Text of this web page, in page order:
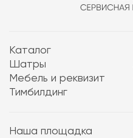
Каталог
Шатры
Мебель и реквизит
Тимбилдинг
Наша площадка